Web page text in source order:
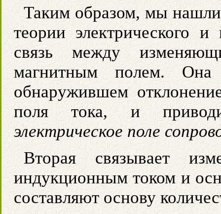
Таким образом, мы
теории электрического
связь между
магнитным полем.
обнаружившем
поля тока, и
электрическое поле
Вторая связывает
индукционным током и
составляют основу